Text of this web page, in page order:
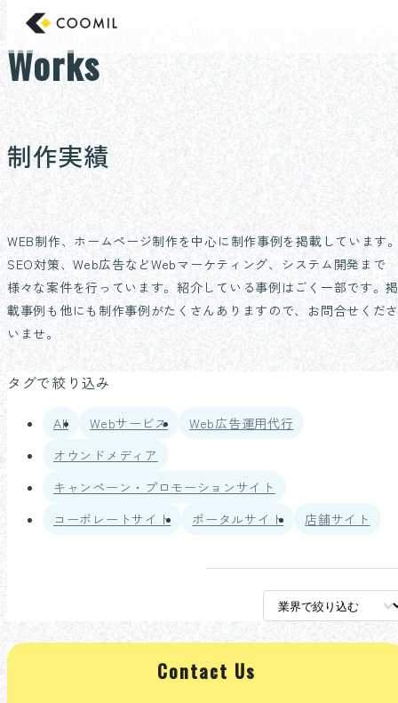
テ
ン
ス
プ
東京のホームページ制作/Web制作会社 クー
Works
制作実績
WEB制作、ホームページ制作を中心に制作事例を掲載しています
SEO対策、Web広告などWebマーケティング、システム開発まで
様々な案件を行っています。紹介している事例はごく一部です。
載事例も他にも制作事例がたくさんありますので、お問合せくださ
いませ。
タグで絞り込み
All Webサービス
Web広告運用代行
オウンドメディア
キャンペーン・プロモーションサイト
コーポレートサイト
ポータルサイト 店舗サイト
Contact Us